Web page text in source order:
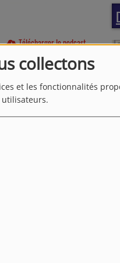
collectons
et les fonctionnalités
Télécharger le podcast